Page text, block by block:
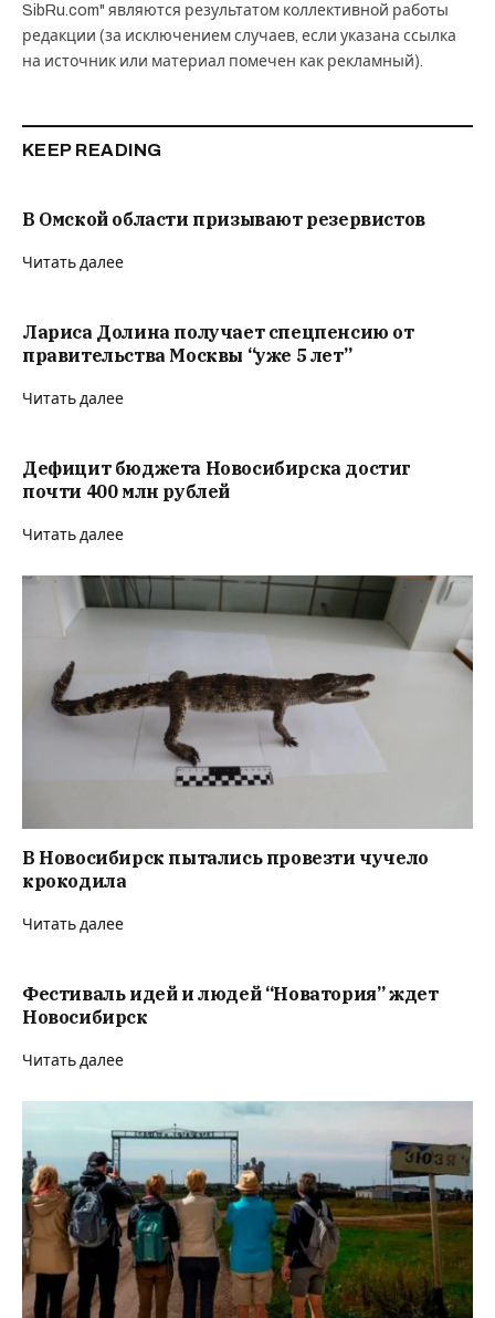
SibRu.com" являются результатом коллективной работы
редакции (за исключением случаев, если указана ссылка
на источник или материал помечен как рекламный).
KEEP READING
В Омской области призывают резервистов
Читать далее
Лариса Долина получает спецпенсию от
правительства Москвы “уже 5 лет”
Читать далее
Дефицит бюджета Новосибирска достиг
почти 400 млн рублей
Читать далее
В Новосибирск пытались провезти чучело
крокодила
Читать далее
Фестиваль идей и людей “Новатория” ждет
Новосибирск
Читать далее